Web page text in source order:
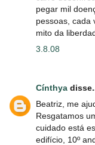
pegar mil
pessoas, cada
mito da
3.8.08
Cínthya
Beatriz, me
Resgatamos
cuidado está
edifício, 10º